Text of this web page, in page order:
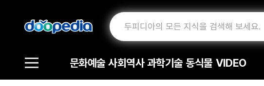
문화예술 사회역사 과학기술 동식물 VIDEO